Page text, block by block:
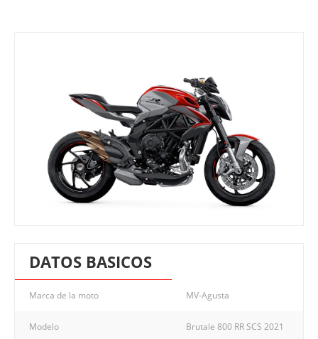
DATOS BASICOS
Marca de la moto MV-Agusta
Modelo Brutale 800 RR SCS 2021